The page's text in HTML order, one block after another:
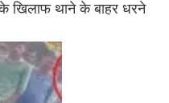
खिलाफ थाने के बाहर धरने